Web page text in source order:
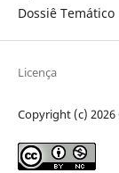
Dossiê Temático
Licença
Copyright (c)